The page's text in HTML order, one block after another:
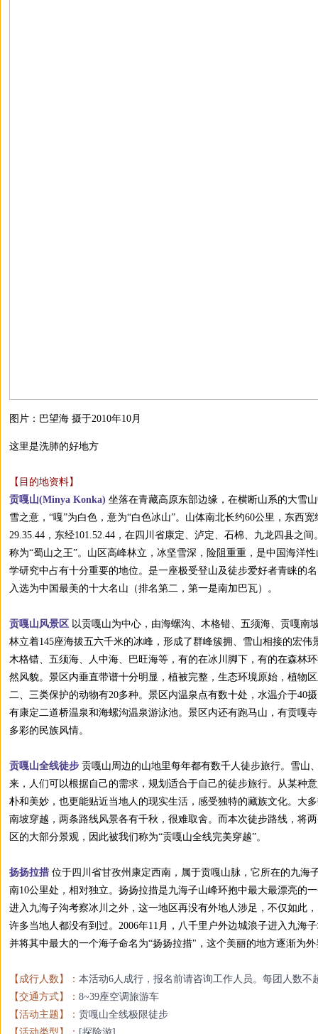
图片：巴望海 摄于2010年10月
这里是洗肺的好地方
【目的地资料】
贡嘎山(Minya Konka) 坐落在青藏高原东部边缘，在横断山系的大雪
雪之意，“嘎”为白色，意为“白色冰山”。山体南北长约60公里，东西
29.35.44，东经101.52.44，在四川省康定、泸定、石棉、九龙四县之
称为“蜀山之王”。山区高峰林立，冰坚雪深，险阻重重，是中国海洋
学研究中占有十分重要的地位。是一座极受登山及徒步爱好者青睐的
入选为中国最美的十大名山（排名第二，第一是南加巴瓦）。
贡嘎山风景区 以贡嘎山为中心，由海螺沟、木格错、五须海、贡嘎南
林立着145座海拔五六千米的冰峰，形成了群峰簇拥、雪山相接的宏
木格错、五须海、人中海、巴旺海等，有的在冰川脚下，有的在森林
然风貌。景区内垂直带谱十分明显，植被完整，生态环境原始，植物
二、三类保护的动物有20多种。景区内温泉点有数十处，水温介于40
有康定二道桥温泉和海螺沟温泉游泳池。景区内还有跑马山，有贡嘎
多彩的民族风情。
贡嘎山全线徒步 贡嘎山周边的山地里每年都有数千人徒步旅行。雪山
来，人们可以根据自己的需求，规划适合于自己的徒步旅行。从某种
朴和美妙，也更能贴近当地人的现实生活，感受独特的藏族文化。大
南坡穿越，两条路线风景各有千秋，很难取舍。而本次徒步路线，将
区的大部分景观，因此被我们称为“贡嘎山全线完美穿越”。
扬扬拉措 位于四川省甘孜州康定西南，属于贡嘎山脉，它所在的九海
南10公里处，相对独立。扬扬拉措是九海子山峰环抱中最大最漂亮的
进入九海子沟考察冰川之外，这一地区再没有外地人涉足，不仅如此
许多当地人都没有到过。2006年11月，八千里户外边城浪子进入九海
并将其中最大的一个海子命名为“扬扬拉措"，这个美丽的地方逐渐为
【成行人数】： 本活动6人成行，报名前请咨询工作人员。每团人数不
【交通方式】： 8~39座空调旅游车
【活动主题】： 贡嘎山全线极限徒步